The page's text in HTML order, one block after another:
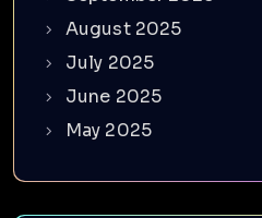
August 2025
July 2025
June 2025
May 2025